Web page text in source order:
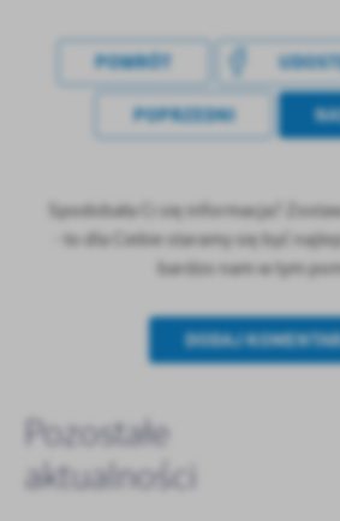
POWRÓT
POPRZEDNI
Spodobała Ci się informacja?
- to dla Ciebie staramy się być
bardzo nam w tym
DODAJ
Pozostałe
aktualności